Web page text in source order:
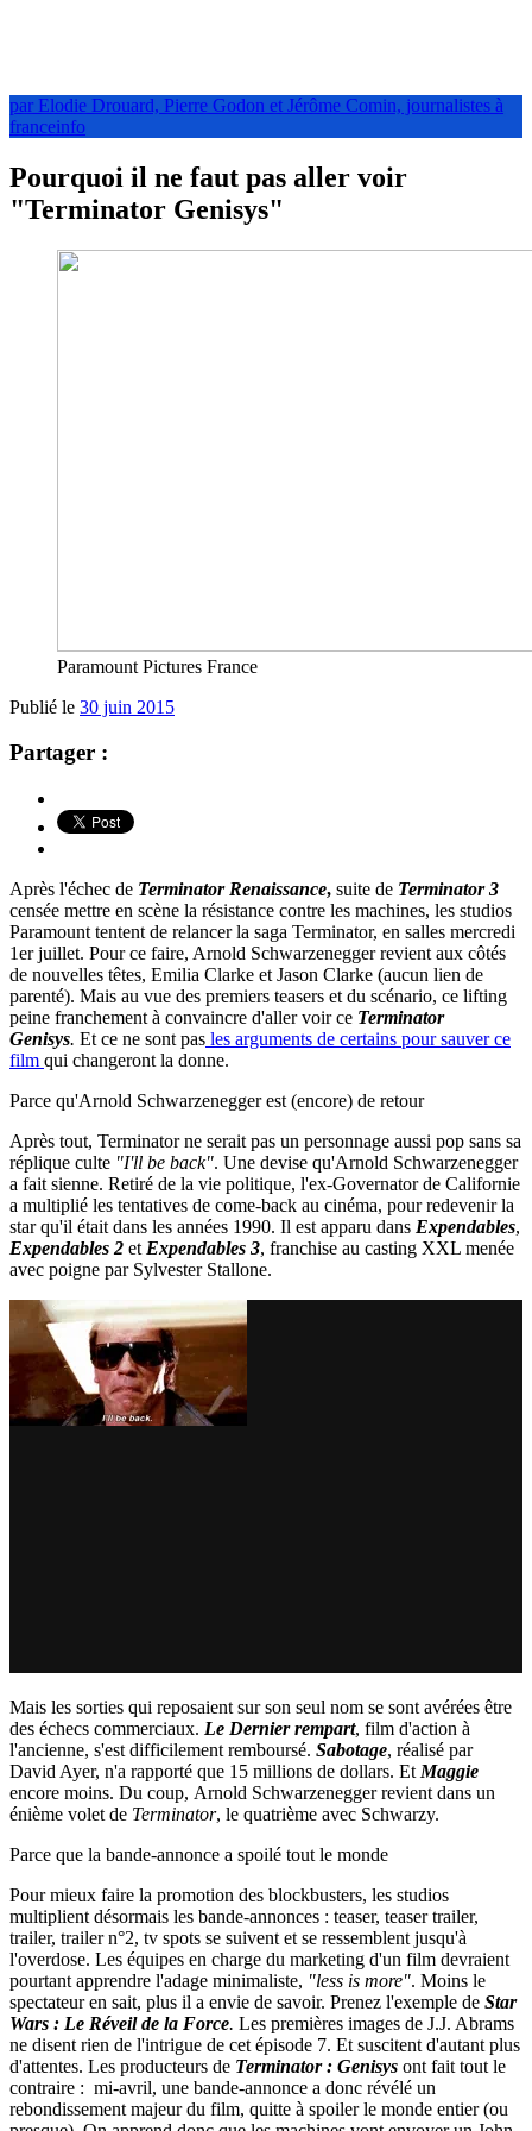
par Elodie Drouard, Pierre Godon et Jérôme Comin, journalistes à
franceinfo
Pourquoi il ne faut pas aller voir
"Terminator Genisys"
Paramount Pictures France
Publié le 30 juin 2015
Partager :
Après l'échec de Terminator Renaissance, suite de Terminator 3
censée mettre en scène la résistance contre les machines, les studios
Paramount tentent de relancer la saga Terminator, en salles mercredi
1er juillet. Pour ce faire, Arnold Schwarzenegger revient aux côtés
de nouvelles têtes, Emilia Clarke et Jason Clarke (aucun lien de
parenté). Mais au vue des premiers teasers et du scénario, ce lifting
peine franchement à convaincre d'aller voir ce Terminator
Genisys. Et ce ne sont pas les arguments de certains pour sauver ce
film qui changeront la donne.
Parce qu'Arnold Schwarzenegger est (encore) de retour
Après tout, Terminator ne serait pas un personnage aussi pop sans sa
réplique culte "I'll be back". Une devise qu'Arnold Schwarzenegger
a fait sienne. Retiré de la vie politique, l'ex-Governator de Californie
a multiplié les tentatives de come-back au cinéma, pour redevenir la
star qu'il était dans les années 1990. Il est apparu dans Expendables,
Expendables 2 et Expendables 3, franchise au casting XXL menée
avec poigne par Sylvester Stallone.
Mais les sorties qui reposaient sur son seul nom se sont avérées être
des échecs commerciaux. Le Dernier rempart, film d'action à
l'ancienne, s'est difficilement remboursé. Sabotage, réalisé par
David Ayer, n'a rapporté que 15 millions de dollars. Et Maggie
encore moins. Du coup, Arnold Schwarzenegger revient dans un
énième volet de Terminator, le quatrième avec Schwarzy.
Parce que la bande-annonce a spoilé tout le monde
Pour mieux faire la promotion des blockbusters, les studios
multiplient désormais les bande-annonces : teaser, teaser trailer,
trailer, trailer n°2, tv spots se suivent et se ressemblent jusqu'à
l'overdose. Les équipes en charge du marketing d'un film devraient
pourtant apprendre l'adage minimaliste, "less is more". Moins le
spectateur en sait, plus il a envie de savoir. Prenez l'exemple de Star
Wars : Le Réveil de la Force. Les premières images de J.J. Abrams
ne disent rien de l'intrigue de cet épisode 7. Et suscitent d'autant plus
d'attentes. Les producteurs de Terminator : Genisys ont fait tout le
contraire : mi-avril, une bande-annonce a donc révélé un
rebondissement majeur du film, quitte à spoiler le monde entier (ou